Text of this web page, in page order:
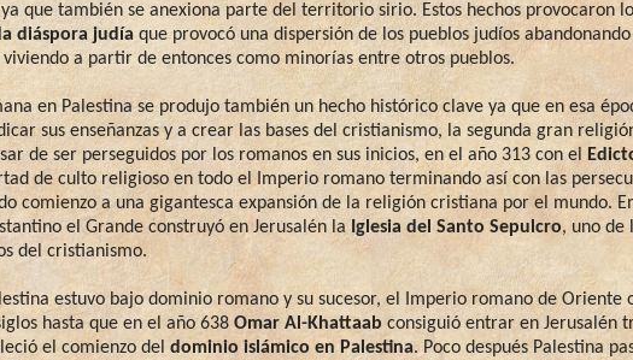
que también se anexiona parte del territorio sirio. Estos hechos provocaron
diáspora judía que provocó una dispersión de los pueblos judíos
a partir de entonces como minorías entre otros pueblos.
en Palestina se produjo también un hecho histórico clave ya que en esa
sus enseñanzas y a crear las bases del cristianismo, la segunda gran
de ser perseguidos por los romanos en sus inicios, en el año 313 con el
de culto religioso en todo el Imperio romano terminando así con las
comienzo a una gigantesca expansión de la religión cristiana por el mundo.
el Grande construyó en Jerusalén laIglesia del Santo Sepulcro, uno de
del cristianismo.
estuvo bajo dominio romano y su sucesor, el Imperio romano de Oriente
hasta que en el año 638 Omar Al-Khattaabconsiguió entrar en Jerusalén
el comienzo del dominio islámico en Palestina. Poco después Palestina